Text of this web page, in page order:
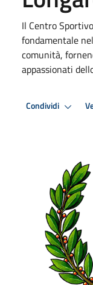
Il Centro
fondamentale
comunità,
appassionati
Condividi